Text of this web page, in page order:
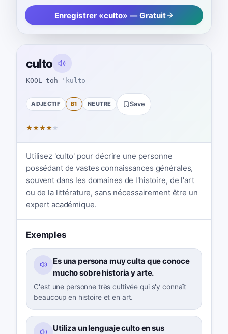
Enregistrer «culto» — Gratuit
culto
KOOL-toh ˈkulto
ADJECTIF B1 NEUTRE Save
★★★★★
Utilisez 'culto' pour décrire une personne
possédant de vastes connaissances générales,
souvent dans les domaines de l'histoire, de l'art
ou de la littérature, sans nécessairement être un
expert académique.
Exemples
Es una persona muy culta que conoce
mucho sobre historia y arte.
C'est une personne très cultivée qui s'y connaît
beaucoup en histoire et en art.
Utiliza un lenguaje culto en sus